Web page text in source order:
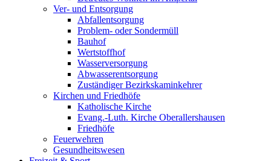
Ver- und Entsorgung
Abfallentsorgung
Problem- oder Sondermüll
Bauhof
Wertstoffhof
Wasserversorgung
Abwasserentsorgung
Zuständiger Bezirkskaminkehrer
Kirchen und Friedhöfe
Katholische Kirche
Evang.-Luth. Kirche Oberallershausen
Friedhöfe
Feuerwehren
Gesundheitswesen